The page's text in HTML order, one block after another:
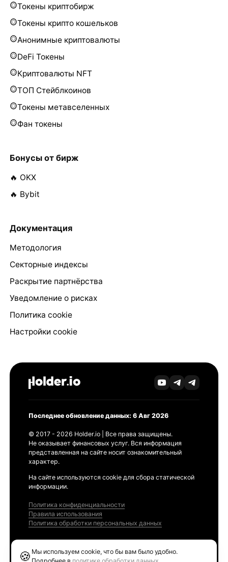
Токены криптобирж
Токены крипто кошельков
Анонимные криптовалюты
DeFi Токены
Криптовалюты NFT
ТОП Стейблкоинов
Токены метавселенных
Фан токены
Бонусы от бирж
🔥 OKX
🔥 Bybit
Документация
Методология
Секторные индексы
Раскрытие партнёрства
Уведомление о рисках
Политика cookie
Настройки cookie
Последнее обновление данных: 6 Авг 2026
© 2017 - 2026 Holder.io | Все права защищены.
Не оказывает финансовых услуг. Вся информация
представленная на сайте носит ознакомительный
характер.
На сайте используются cookie для сбора статической
информации.
Политика конфиденциальности
Правила использования
Политика обработки персональных данных
🍪 Мы используем cookie, что бы вам было удобно.
Ethereum GAS Tracker